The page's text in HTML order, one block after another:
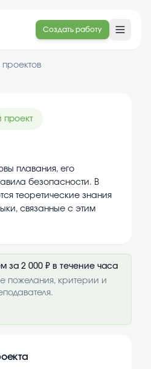
Создать работу
проект
плавания, его
безопасности. В
теоретические знания
связанные с этим
за 2 000 ₽ в течение часа
пожелания, критерии и